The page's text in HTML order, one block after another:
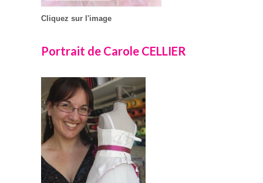
Cliquez sur l'image
Portrait de Carole CELLIER